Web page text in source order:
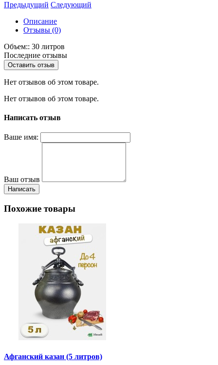
Предыдущий Следующий
Описание
Отзывы (0)
Объем:: 30 литров
Последние отзывы
Оставить отзыв
Нет отзывов об этом товаре.
Нет отзывов об этом товаре.
Написать отзыв
Ваше имя:
Ваш отзыв
Написать
Похожие товары
Афганский казан (5 литров)